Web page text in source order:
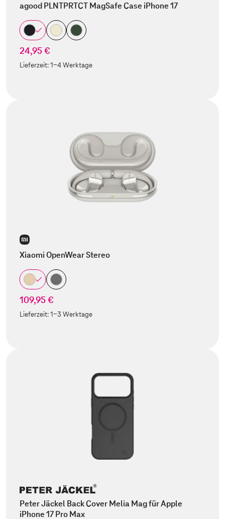
agood PLNTPRTCT MagSafe Case iPhone 17
24,95 €
Lieferzeit:1-4 Werktage
Xiaomi OpenWear Stereo
109,95 €
Lieferzeit:1-3 Werktage
Peter Jäckel Back Cover Melia Mag für Apple
iPhone 17 Pro Max